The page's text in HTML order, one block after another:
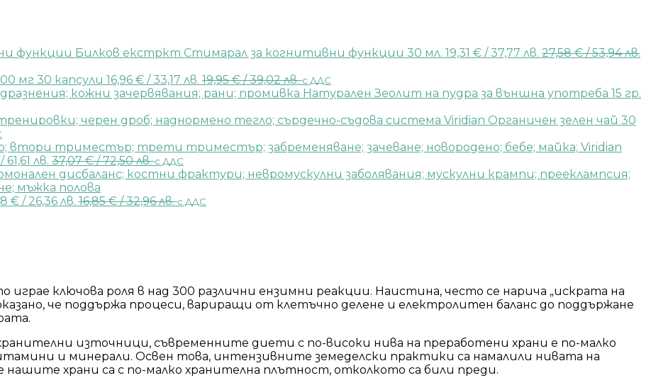
Билков екстркт Стимарал за когнитивни функции 30 мл. 19,31 € / 37,77 лв. 27,58€/ 53,94 лв.
мг 30 капсули 16,96 € / 33,17 лв. 19,95€/ 39,02 лв.с ДДС
Натурален Зеолит на пудра за външна употреба 15 гр.
Viridian Органичен зелен чай 30
Viridian
/ 61,61 лв. 37,07€/ 72,50 лв.с ДДС
€ / 26,36 лв. 16,85€/ 32,96 лв.с ДДС
ключова роля в над 300 различни ензимни реакции. Наистина, често се нарича „искрата на
че поддържа процеси, вариращи от клетъчно делене и електролитен баланс до поддържане
източници, съвременните диети с по-високи нива на преработени храни е по-малко
и минерали. Освен това, интензивните земеделски практики са намалили нивата на
нашите храни са с по-малко хранителна плътност, отколкото са били преди.